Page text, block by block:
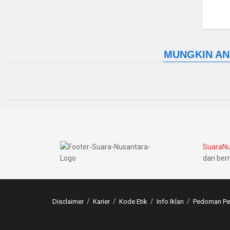
dan
Disclaimer Karier Kode Etik Info Iklan Pedoman